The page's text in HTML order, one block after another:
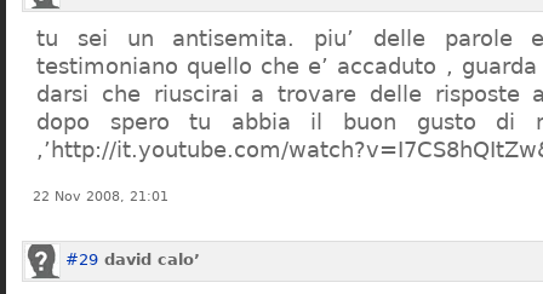
tu sei un antisemita. piu’ delle parole
testimoniano quello che e’ accaduto , guarda
darsi che riuscirai a trovare delle risposte
dopo spero tu abbia il buon gusto di
,’http://it.youtube.com/
22 Nov 2008, 21:01
#29 david calo’